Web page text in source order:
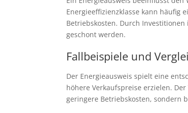
Energieeffizienzklasse kann häufig
Betriebskosten. Durch
geschont werden.
Fallbeispiele und
Der Energieausweis spielt eine
höhere Verkaufspreise erzielen.
geringere Betriebskosten, sondern